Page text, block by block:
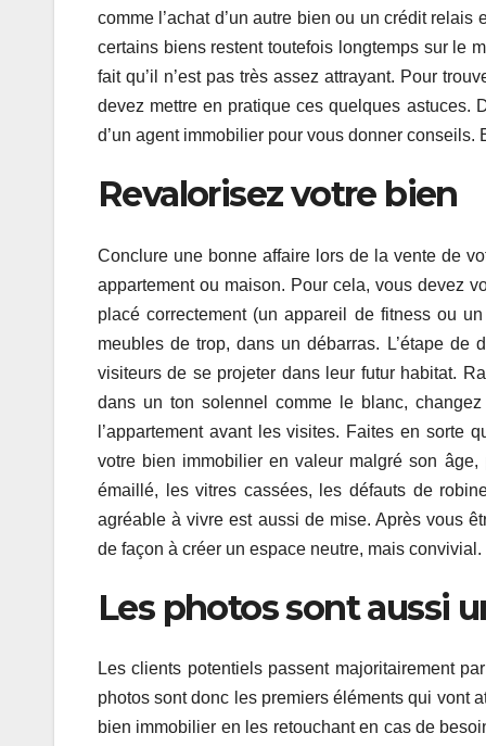
comme l’achat d’un autre bien ou un crédit
certains biens restent toutefois longtemps sur le
fait qu’il n’est pas très assez attrayant. Pour
devez mettre en pratique ces quelques astuces.
d’un agent immobilier pour vous donner
Revalorisez votre bien
Conclure une bonne affaire lors de la vente de
appartement ou maison. Pour cela, vous devez
placé correctement (un appareil de fitness ou
meubles de trop, dans un débarras. L’étape
visiteurs de se projeter dans leur futur habitat.
dans un ton solennel comme le blanc,
l’appartement avant les visites. Faites en sorte
votre bien immobilier en valeur malgré son
émaillé, les vitres cassées, les défauts de
agréable à vivre est aussi de mise. Après vous
de façon à créer un espace neutre, mais convivial.
Les photos sont aussi
Les clients potentiels passent majoritairement
photos sont donc les premiers éléments qui vont
bien immobilier en les retouchant en cas de